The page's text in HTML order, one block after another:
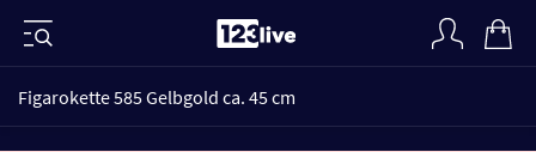
Figarokette 585 Gelbgold ca. 45 cm